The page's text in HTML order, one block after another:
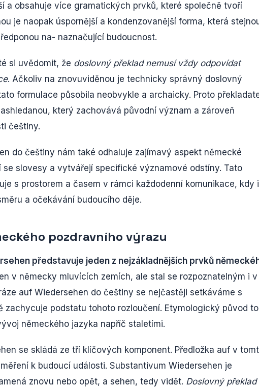
a obsahuje více gramatických prvků, které společně tvoří
je naopak úspornější a kondenzovanější forma, která
na- naznačující budoucnost.
si uvědomit, že doslovný překlad nemusí vždy odpovídat
. Ačkoliv na znovuviděnou je technicky správný doslovný
formulace působila neobvykle a archaicky. Proto
který zachovává původní význam a zároveň
češtiny.
do češtiny nám také odhaluje zajímavý aspekt německé
slovesy a vytvářejí specifické významové odstíny. Tato
s prostorem a časem v rámci každodenní komunikace, kdy i
a očekávání budoucího děje.
pozdravního výrazu
představuje jeden z nejzákladnějších prvků
v německy mluvících zemích, ale stal se rozpoznatelným i v
auf Wiedersehen do češtiny se nejčastěji setkáváme s
zachycuje podstatu tohoto rozloučení. Etymologický původ
německého jazyka napříč staletími.
se skládá ze tří klíčových komponent. Předložka auf v
k budoucí události. Substantivum Wiedersehen je
znovu nebo opět, a sehen, tedy vidět. Doslovný překlad